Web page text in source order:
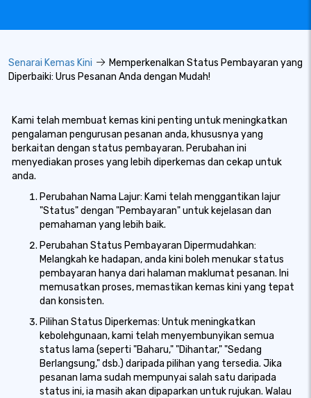
Senarai Kemas Kini
Memperkenalkan Status Pembayaran yang
Diperbaiki: Urus Pesanan Anda dengan Mudah!
Kami telah membuat kemas kini penting untuk meningkatkan
pengalaman pengurusan pesanan anda, khususnya yang
berkaitan dengan status pembayaran. Perubahan ini
menyediakan proses yang lebih diperkemas dan cekap untuk
anda.
Perubahan Nama Lajur: Kami telah menggantikan lajur
"Status" dengan "Pembayaran" untuk kejelasan dan
pemahaman yang lebih baik.
Perubahan Status Pembayaran Dipermudahkan:
Melangkah ke hadapan, anda kini boleh menukar status
pembayaran hanya dari halaman maklumat pesanan. Ini
memusatkan proses, memastikan kemas kini yang tepat
dan konsisten.
Pilihan Status Diperkemas: Untuk meningkatkan
kebolehgunaan, kami telah menyembunyikan semua
status lama (seperti "Baharu," "Dihantar," "Sedang
Berlangsung," dsb.) daripada pilihan yang tersedia. Jika
pesanan lama sudah mempunyai salah satu daripada
status ini, ia masih akan dipaparkan untuk rujukan. Walau